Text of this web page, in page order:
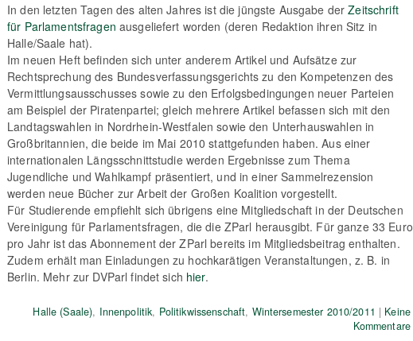
In den letzten Tagen des alten Jahres ist die jüngste Ausgabe derZeitschrift
für Parlamentsfragen ausgeliefert worden (deren Redaktion ihren Sitz in
Halle/Saale hat).
Im neuen Heft befinden sich unter anderem Artikel und Aufsätze zur
Rechtsprechung des Bundesverfassungsgerichts zu den Kompetenzen des
Vermittlungsausschusses sowie zu den Erfolgsbedingungen neuer Parteien
am Beispiel der Piratenpartei; gleich mehrere Artikel befassen sich mit den
Landtagswahlen in Nordrhein-Westfalen sowie den Unterhauswahlen in
Großbritannien, die beide im Mai 2010 stattgefunden haben. Aus einer
internationalen Längsschnittstudie werden Ergebnisse zum Thema
Jugendliche und Wahlkampf präsentiert, und in einer Sammelrezension
werden neue Bücher zur Arbeit der Großen Koalition vorgestellt.
Für Studierende empfiehlt sich übrigens eine Mitgliedschaft in der Deutschen
Vereinigung für Parlamentsfragen, die die ZParl herausgibt. Für ganze 33 Euro
pro Jahr ist das Abonnement der ZParl bereits im Mitgliedsbeitrag enthalten.
Zudem erhält man Einladungen zu hochkarätigen Veranstaltungen, z. B. in
Berlin. Mehr zur DVParl findet sich hier.
Halle (Saale), Innenpolitik, Politikwissenschaft, Wintersemester 2010/2011 | Keine
Kommentare